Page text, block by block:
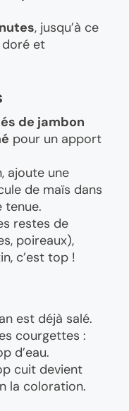
, jusqu’à ce
et
de jambon
pour un apport
ajoute une
de maïs dans
tenue.
restes de
poireaux),
c’est top !
est déjà salé.
courgettes :
d’eau.
cuit devient
la coloration.